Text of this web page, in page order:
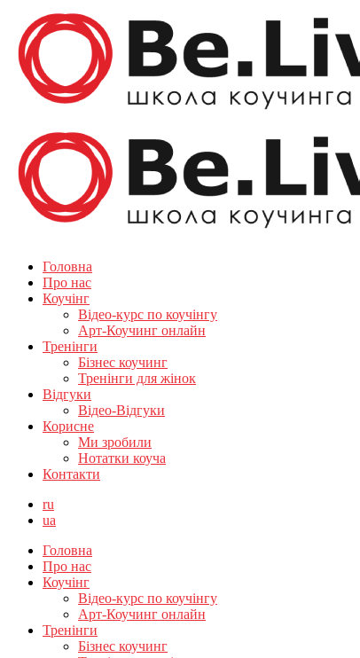
Головна
Про нас
Коучінг
Відео-курс по коучінгу
Арт-Коучинг онлайн
Тренінги
Бізнес коучинг
Тренінги для жінок
Відгуки
Відео-Відгуки
Корисне
Ми зробили
Нотатки коуча
Контакти
ru
ua
Головна
Про нас
Коучінг
Відео-курс по коучінгу
Арт-Коучинг онлайн
Тренінги
Бізнес коучинг